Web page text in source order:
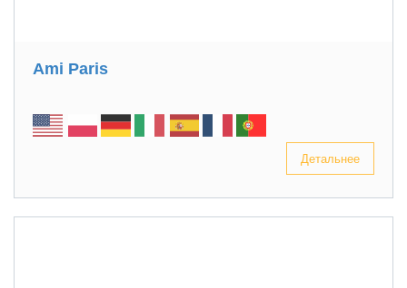
Ami Paris
Детальнее